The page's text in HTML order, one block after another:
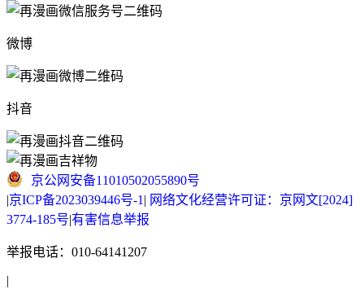
微博
抖音
京公网安备11010502055890号
|京ICP备2023039446号-1 | 网络文化经营许可证：京网文[2024]
3774-185号|有害信息举报
举报电话：010-64141207
|